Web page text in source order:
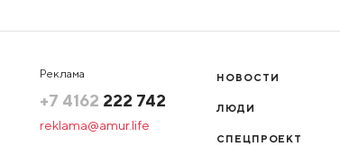
Реклама
+7 4162 222 742
reklama@amur.life
НОВОСТИ
ЛЮДИ
СПЕЦПРОЕКТ